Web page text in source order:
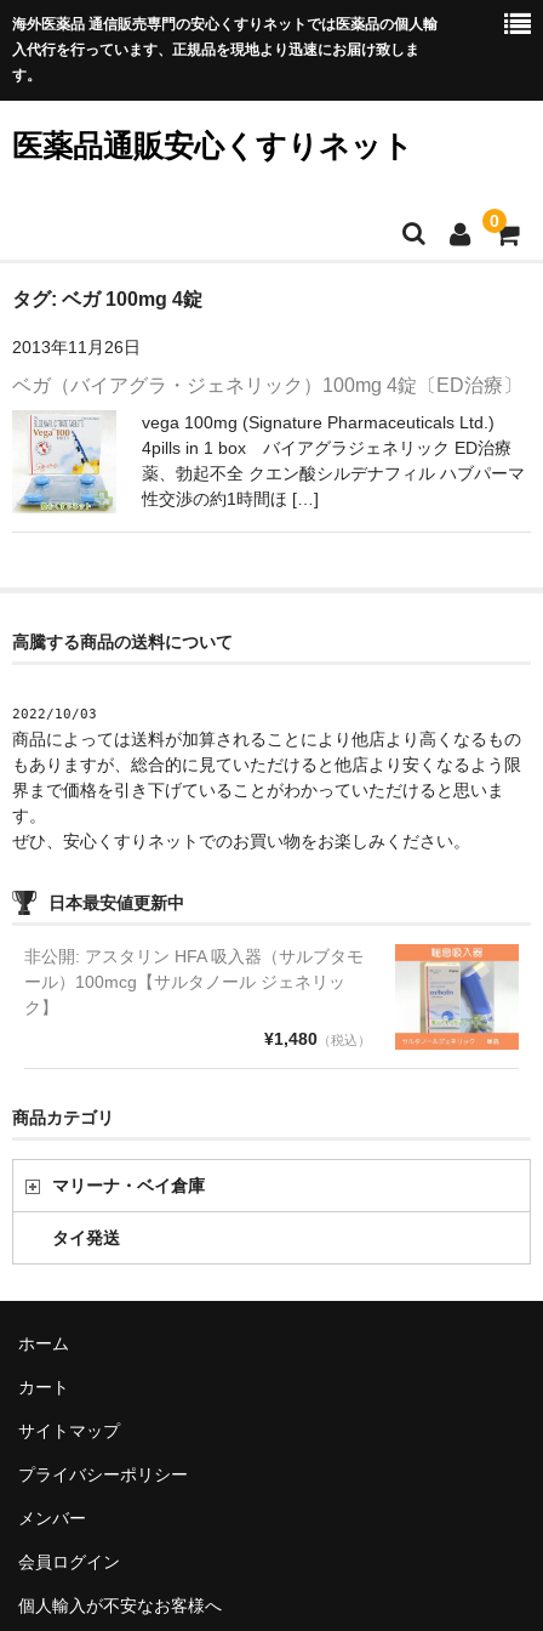
海外医薬品 通信販売専門の安心くすりネットでは医薬品の個人輸
入代行を行っています、正規品を現地より迅速にお届け致しま
す。
医薬品通販安心くすりネット
0
ホーム
利用規約
サイトマップ
良くある質問
プライバシーポリシー
タグ: ベガ 100mg 4錠
2013年11月26日
ベガ（バイアグラ・ジェネリック）100mg 4錠〔ED治療〕
vega 100mg (Signature Pharmaceuticals Ltd.)
4pills in 1 box バイアグラジェネリック ED治療
薬、勃起不全 クエン酸シルデナフィル ハブパーマ
性交渉の約1時間ほ […]
高騰する商品の送料について
2022/10/03
商品によっては送料が加算されることにより他店より高くなるもの
もありますが、総合的に見ていただけると他店より安くなるよう限
界まで価格を引き下げていることがわかっていただけると思いま
す。
ぜひ、安心くすりネットでのお買い物をお楽しみください。
日本最安値更新中
非公開: アスタリン HFA 吸入器（サルブタモ
ール）100mcg【サルタノール ジェネリッ
ク】
¥1,480（税込）
商品カテゴリ
マリーナ・ベイ倉庫
タイ発送
ホーム
カート
サイトマップ
プライバシーポリシー
メンバー
会員ログイン
個人輸入が不安なお客様へ